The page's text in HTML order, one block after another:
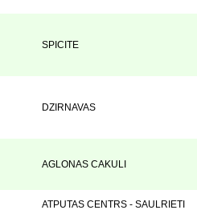
SPICITE
DZIRNAVAS
AGLONAS CAKULI
ATPUTAS CENTRS - SAULRIETI